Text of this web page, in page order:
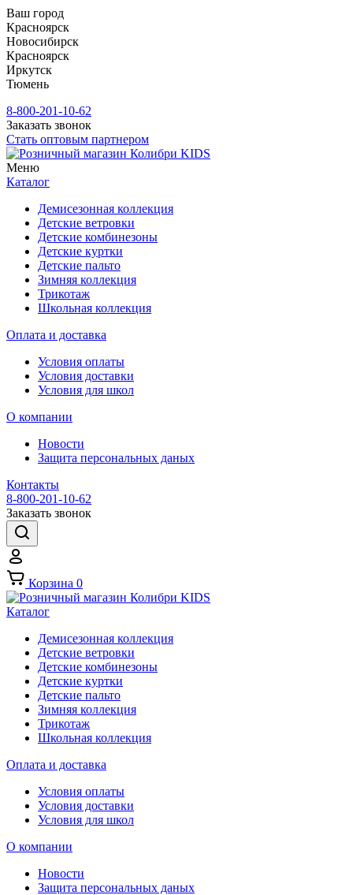
Ваш город
Красноярск
Новосибирск
Красноярск
Иркутск
Тюмень
8-800-201-10-62
Заказать звонок
Стать оптовым партнером
Меню
Каталог
Демисезонная коллекция
Детские ветровки
Детские комбинезоны
Детские куртки
Детские пальто
Зимняя коллекция
Трикотаж
Школьная коллекция
Оплата и доставка
Условия оплаты
Условия доставки
Условия для школ
О компании
Новости
Защита персональных даных
Контакты
8-800-201-10-62
Заказать звонок
Корзина 0
Каталог
Демисезонная коллекция
Детские ветровки
Детские комбинезоны
Детские куртки
Детские пальто
Зимняя коллекция
Трикотаж
Школьная коллекция
Оплата и доставка
Условия оплаты
Условия доставки
Условия для школ
О компании
Новости
Защита персональных даных